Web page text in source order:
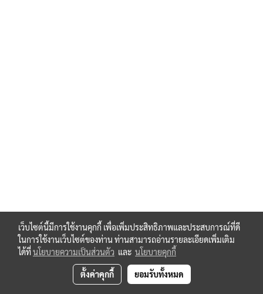
เว็บไซต์นี้มีการใช้งานคุกกี้ เพื่อเพิ่มประสิทธิภาพและประสบการณ์ที่ดี
ในการใช้งานเว็บไซต์ของท่าน ท่านสามารถอ่านรายละเอียดเพิ่มเติม
ได้ที่นโยบายความเป็นส่วนตัว และ นโยบายคุกกี้
ตั้งค่าคุกกี้ ยอมรับทั้งหมด